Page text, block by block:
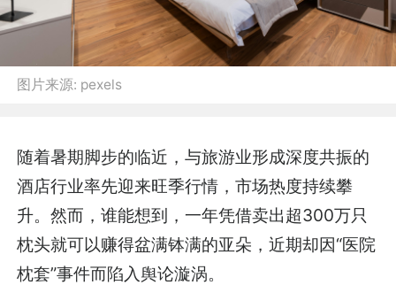
图片来源: pexels
随着暑期脚步的临近，与旅游业形成深度共振的
酒店行业率先迎来旺季行情，市场热度持续攀
升。然而，谁能想到，一年凭借卖出超300万只
枕头就可以赚得盆满钵满的亚朵，近期却因“医院
枕套”事件而陷入舆论漩涡。